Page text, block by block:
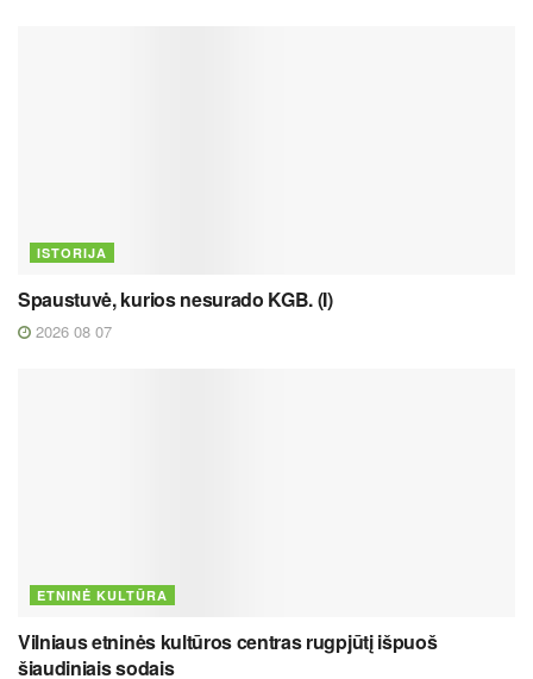
ISTORIJA
Spaustuvė, kurios nesurado KGB. (I)
2026 08 07
ETNINĖ KULTŪRA
Vilniaus etninės kultūros centras rugpjūtį išpuoš
šiaudiniais sodais